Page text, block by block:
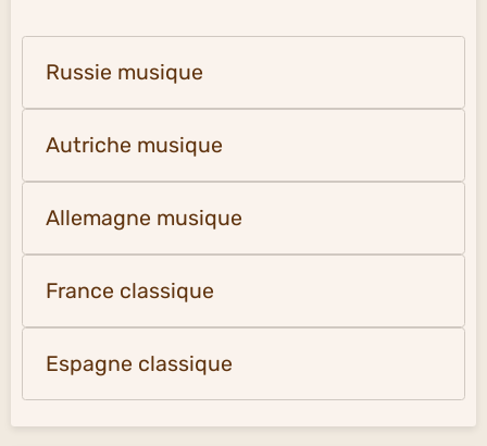
Russie musique
Autriche musique
Allemagne musique
France classique
Espagne classique